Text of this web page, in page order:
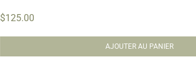
$125.00
AJOUTER AU PANIER